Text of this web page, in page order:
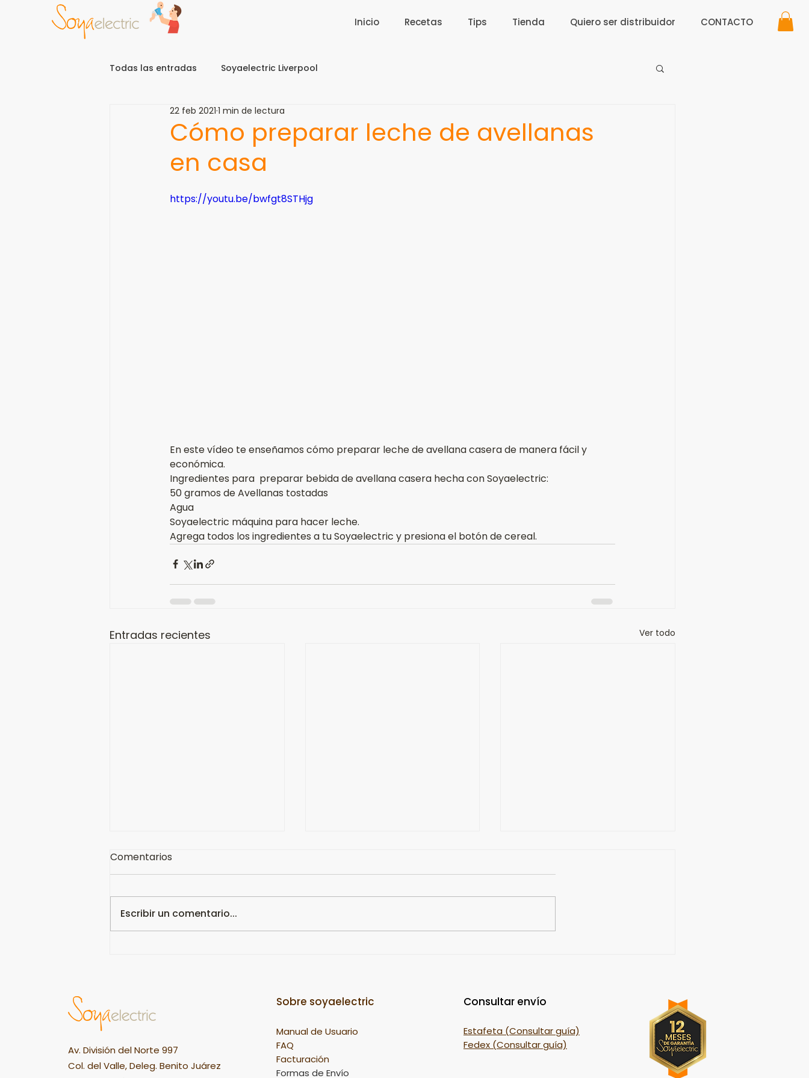
Inicio Recetas Tips Tienda Quiero ser distribuidor CONTACTO
Todas las entradas Soyaelectric Liverpool
Cómo preparar leche de avellanas
en casa
22 feb 2021 1 min de lectura
https://youtu.be/bwfgt8STHjg
En este vídeo te enseñamos cómo preparar leche de avellana casera de manera fácil y
económica.
Ingredientes para  preparar bebida de avellana casera hecha con Soyaelectric:
50 gramos de Avellanas tostadas
Agua
Soyaelectric máquina para hacer leche.
Agrega todos los ingredientes a tu Soyaelectric y presiona el botón de cereal.
Entradas recientes Ver todo
Comentarios
Escribir un comentario...
Av. División del Norte 997
Col. del Valle, Deleg. Benito Juárez
Sobre soyaelectric
Manual de Usuario
FAQ
Facturación
Formas de Envío
Consultar envío
Estafeta (Consultar guía)
Fedex (Consultar guía)